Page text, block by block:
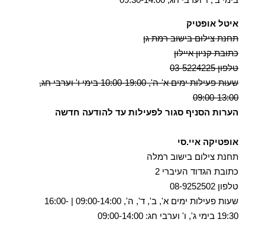
איטל אופטיק
תחנת צילום בישוב רמת גן
כתובת קניון איילון
טלפון 03-5224225
שעות פעילות ימים א'-ה', 10:00-19:00 בימי ו' וערבי חג,
09:00-13:00
הערות הסניף סגור לפעילות עד להודעה חדשה
אופטיקה איי.סי
תחנת צילום בישוב רמלה
כתובת הגדוד העיברי 2
טלפון 08-9252502
שעות פעילות ימים א', ב', ד', ה', 09:00-14:00 | 16:00-
19:30 בימי ג', ו' וערבי חג: 09:00-14:00